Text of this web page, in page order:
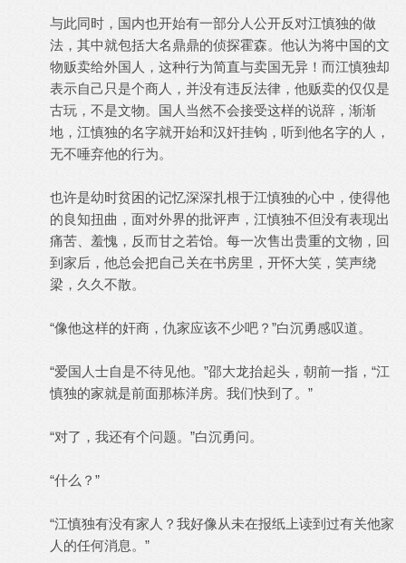
与此同时，国内也开始有一部分人公开反对江慎独的做
法，其中就包括大名鼎鼎的侦探霍森。他认为将中国的文
物贩卖给外国人，这种行为简直与卖国无异！而江慎独却
表示自己只是个商人，并没有违反法律，他贩卖的仅仅是
古玩，不是文物。国人当然不会接受这样的说辞，渐渐
地，江慎独的名字就开始和汉奸挂钩，听到他名字的人，
无不唾弃他的行为。
也许是幼时贫困的记忆深深扎根于江慎独的心中，使得他
的良知扭曲，面对外界的批评声，江慎独不但没有表现出
痛苦、羞愧，反而甘之若饴。每一次售出贵重的文物，回
到家后，他总会把自己关在书房里，开怀大笑，笑声绕
梁，久久不散。
“像他这样的奸商，仇家应该不少吧？”白沉勇感叹道。
“爱国人士自是不待见他。”邵大龙抬起头，朝前一指，“江
慎独的家就是前面那栋洋房。我们快到了。”
“对了，我还有个问题。”白沉勇问。
“什么？”
“江慎独有没有家人？我好像从未在报纸上读到过有关他家
人的任何消息。”